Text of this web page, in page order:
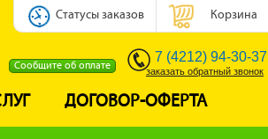
Сообщите об оплате
7 (4212) 94-30-37
заказать обратный звонок
Статусы заказов Корзина
ДОГОВОР-ОФЕРТА